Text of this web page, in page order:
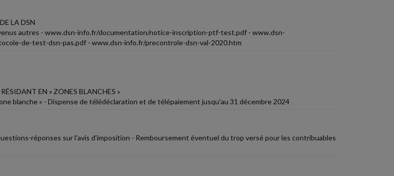
LA DSN
autres - www.dsn-info.fr/documentation/notice-inscription-ptf-test.pdf - www.dsn-
de-test-dsn-pas.pdf - www.dsn-info.fr/precontrole-dsn-val-2020.htm
EN « ZONES BLANCHES »
blanche » - Dispense de télédéclaration et de télépaiement jusqu'au 31 décembre 2024
réponses sur l'avis d'imposition - Remboursement éventuel du trop versé pour les contribuables